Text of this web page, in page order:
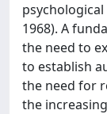
1968). A
the need to
to establish
the need for
the